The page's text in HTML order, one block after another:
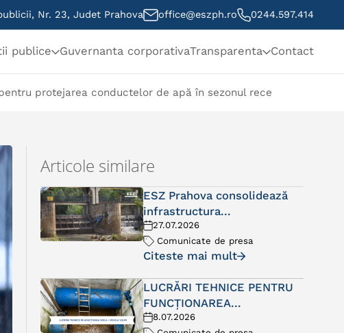
Nr. 23, Judet Prahova office@eszph.ro 0244.597.414
publice Guvernanta corporativaTransparenta Contact
protejarea conductelor de apă în sezonul rece
Articole similare
ESZ Prahova consolidează
infrastructura...
27.07.2026
Comunicate de presa
Citeste mai mult
LUCRĂRI TEHNICE PENTRU
FUNCȚIONAREA...
8.07.2026